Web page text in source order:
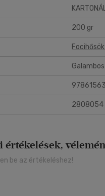
200 gr
Galambos
2808054
értékelések,
be az értékeléshez!